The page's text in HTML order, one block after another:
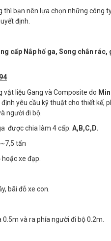
bạn nên lựa chọn những công
định.
cấp Nắp hố ga, Song chắn
liệu Gang và Composite do
định yêu cầu kỹ thuật cho thiết kế,
người đi bộ.
được chia làm 4 cấp: A,B,C,D.
tấn
xe đạp.
bãi đỗ xe con.
và ra phía người đi bộ 0.2m.